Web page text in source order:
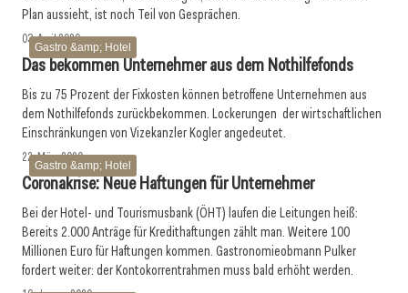
Plan aussieht, ist noch Teil von Gesprächen.
Gastro &amp; Hotel
03. April 2020
Das bekommen Unternehmer aus dem Nothilfefonds
Bis zu 75 Prozent der Fixkosten können betroffene Unternehmen aus
dem Nothilfefonds zurückbekommen. Lockerungen der wirtschaftlichen
Einschränkungen von Vizekanzler Kogler angedeutet.
Gastro &amp; Hotel
22. März 2020
Coronakrise: Neue Haftungen für Unternehmer
Bei der Hotel- und Tourismusbank (ÖHT) laufen die Leitungen heiß:
Bereits 2.000 Anträge für Kredithaftungen zählt man. Weitere 100
Millionen Euro für Haftungen kommen. Gastronomieobmann Pulker
fordert weiter: der Kontokorrentrahmen muss bald erhöht werden.